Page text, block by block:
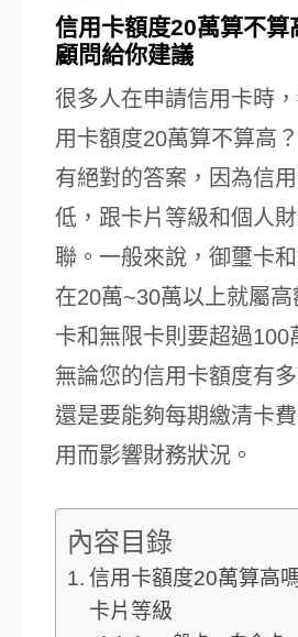
信用卡額度20萬算不算
顧問給你建議
很多人在申請信用卡時
用卡額度20萬算不算高
有絕對的答案，因為信
低，跟卡片等級和個人
聯。一般來說，御璽卡
在20萬~30萬以上就屬
卡和無限卡則要超過100
無論您的信用卡額度有
還是要能夠每期繳清卡
用而影響財務狀況。
內容目錄
信用卡額度20萬算高
卡片等級